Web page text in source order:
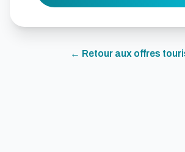
← Retour aux offres